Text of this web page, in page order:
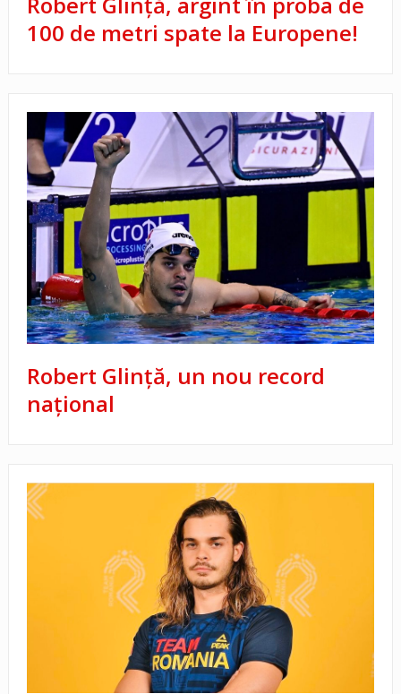
100 de metri spate la Europene!
Robert Glinţă, un nou record
naţional